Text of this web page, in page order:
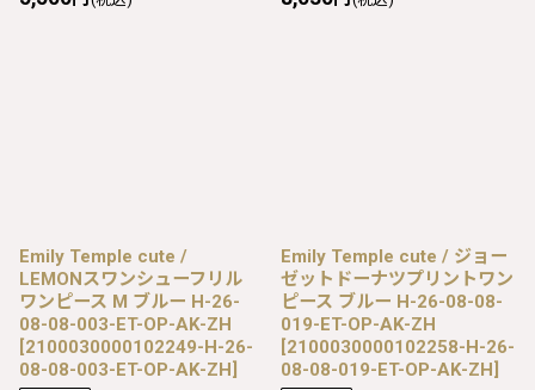
Emily Temple cute /
LEMONスワンシューフリル
ワンピース M ブルー H-26-
08-08-003-ET-OP-AK-ZH
[2100030000102249-H-26-
08-08-003-ET-OP-AK-ZH]
Emily Temple cute / ジョー
ゼットドーナツプリントワン
ピース ブルー H-26-08-08-
019-ET-OP-AK-ZH
[2100030000102258-H-26-
08-08-019-ET-OP-AK-ZH]